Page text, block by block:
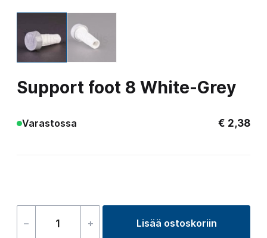
Support foot 8 White-Grey
Varastossa € 2,38
–
Support
+ Lisää ostoskoriin